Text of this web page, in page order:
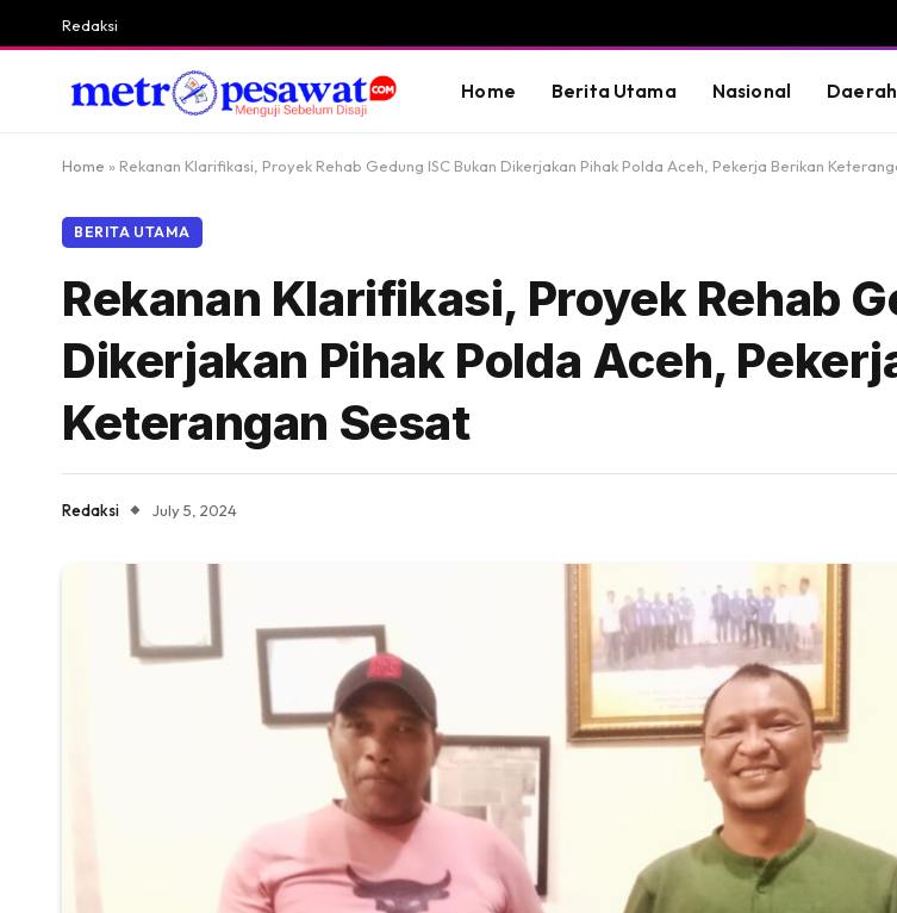
Redaksi
Home Berita Utama Nasional Daerah
Home » Rekanan Klarifikasi, Proyek Rehab Gedung ISC Bukan Dikerjakan Pihak Polda Aceh, Pekerja Berikan
BERITA UTAMA
Rekanan Klarifikasi, Proyek Rehab
Dikerjakan Pihak Polda Aceh,
Keterangan Sesat
Redaksi July 5, 2024